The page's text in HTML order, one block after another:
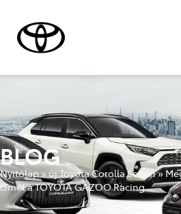
BLOG
Nyitólap»új Toyota Corolla Sedan»
címét a TOYOTA GAZOO Racing